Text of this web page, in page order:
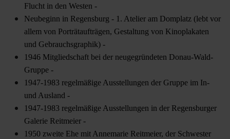
Flucht in den Westen -
Neubeginn in Regensburg - 1. Atelier am Domplatz (lebt vor
allem von Porträtaufträgen, Gestaltung von Kinoplakaten
und Gebrauchsgraphik) -
1946 Mitgliedschaft bei der neugegründeten Donau-Wald-
Gruppe -
1947-1983 regelmäßige Ausstellungen der Gruppe im In-
und Ausland -
1947-1983 regelmäßige Ausstellungen in der Regensburger
Galerie Reitmeier -
1950 zweite Ehe mit Annemarie Reitmeier, der Schwester